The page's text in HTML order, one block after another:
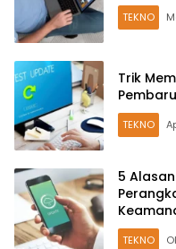
TEKNO
Trik
TEKNO
5
TEKNO